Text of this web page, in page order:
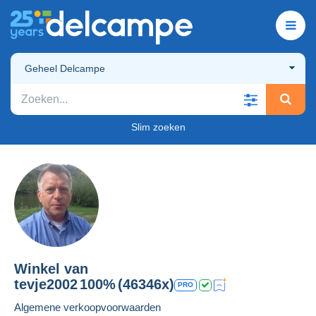
Geheel Delcampe
Slim zoeken
Winkel van
tevje2002100%(46346x) PRO
Algemene verkoopvoorwaarden